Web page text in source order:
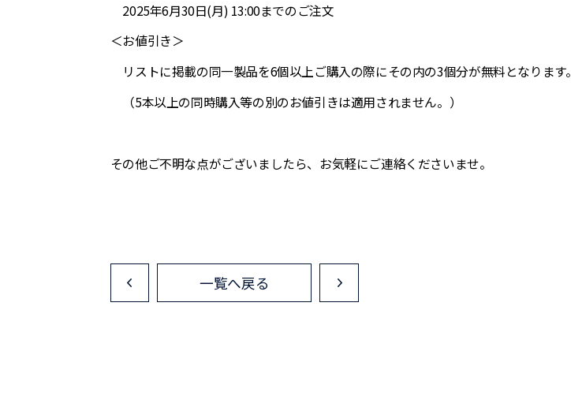
2025年6月30日(月) 13:00までのご注文
＜お値引き＞
リストに掲載の同一製品を6個以上ご購入の際にその内の3個分が無料となります。
（5本以上の同時購入等の別のお値引きは適用されません。）
その他ご不明な点がございましたら、お気軽にご連絡くださいませ。
<
一覧へ戻る